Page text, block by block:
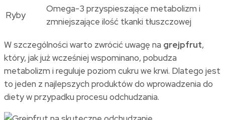
Ryby
Omega-3 przyspieszające metabolizm i
zmniejszające ilość tkanki tłuszczowej
W szczególności warto zwrócić uwagę na grejpfrut,
który, jak już wcześniej wspominano, pobudza
metabolizm i reguluje poziom cukru we krwi. Dlatego jest
to jeden z najlepszych produktów do wprowadzenia do
diety w przypadku procesu odchudzania.